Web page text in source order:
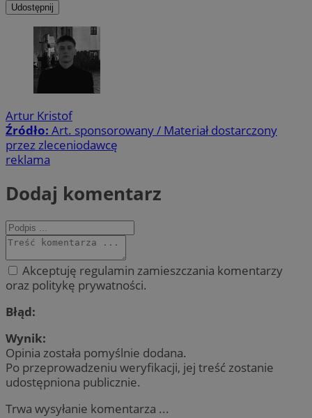
Udostępnij
Artur Kristof
Źródło: Art. sponsorowany / Materiał dostarczony
przez zleceniodawcę
reklama
Dodaj komentarz
Akceptuję regulamin zamieszczania komentarzy
oraz politykę prywatności.
Błąd:
Wynik:
Opinia została pomyślnie dodana.
Po przeprowadzeniu weryfikacji, jej treść zostanie
udostępniona publicznie.
Trwa wysyłanie komentarza ...